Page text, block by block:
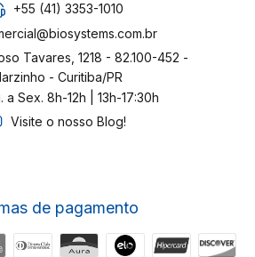
+55 (41) 3353-1010
Tavares, 1218 - 82.100-452 -
- Curitiba/PR
a Sex. 8h-12h | 13h-17:30h
Visite o nosso Blog!
de pagamento